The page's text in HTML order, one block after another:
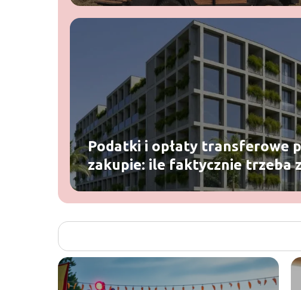
Podatki i opłaty transferowe
zakupie: ile faktycznie trzeba
poza ceną zakupu